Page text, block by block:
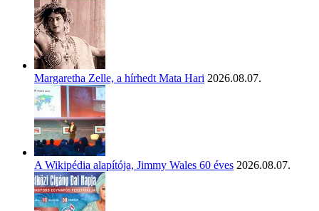
Margaretha Zelle, a hírhedt Mata Hari 2026.08.07.
A Wikipédia alapítója, Jimmy Wales 60 éves 2026.08.07.